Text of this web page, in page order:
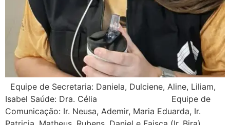
Equipe de Secretaria: Daniela, Dulciene, Aline, Liliam,
Isabel Saúde: Dra. Célia Equipe de
Comunicação: Ir. Neusa, Ademir, Maria Eduarda, Ir.